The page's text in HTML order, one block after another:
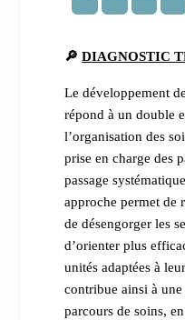
🔎DIAGNOSTIC
Le développement
répond à un double
l’organisation des
prise en charge des
passage
approche permet de
de désengorger les
d’orienter plus
unités adaptées à
contribue ainsi à
parcours de soins,